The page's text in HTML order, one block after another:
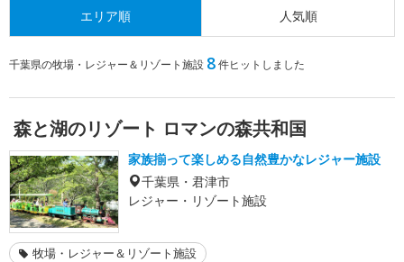
エリア順 人気順
千葉県の牧場・レジャー＆リゾート施設 8件ヒットしました
森と湖のリゾート ロマンの森共和国
家族揃って楽しめる自然豊かなレジャー施設
千葉県・君津市
レジャー・リゾート施設
牧場・レジャー＆リゾート施設